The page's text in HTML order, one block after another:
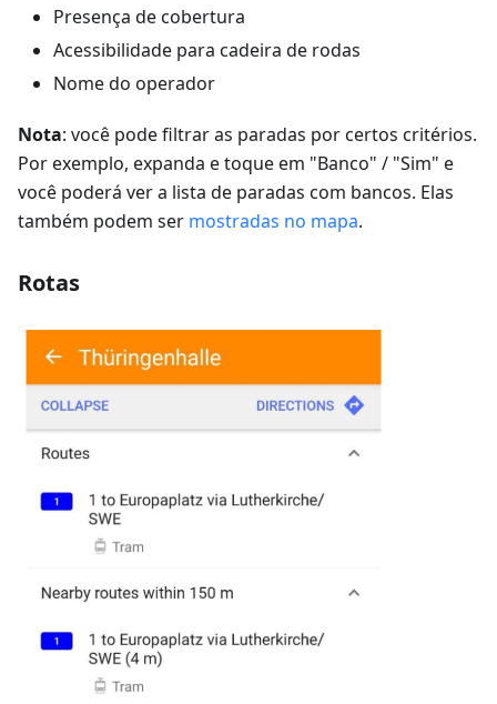
Presença de cobertura
Acessibilidade para cadeira de rodas
Nome do operador
Nota: você pode filtrar as paradas por certos critérios.
Por exemplo, expanda e toque em "Banco" / "Sim" e
você poderá ver a lista de paradas com bancos. Elas
também podem ser mostradas no mapa.
Rotas